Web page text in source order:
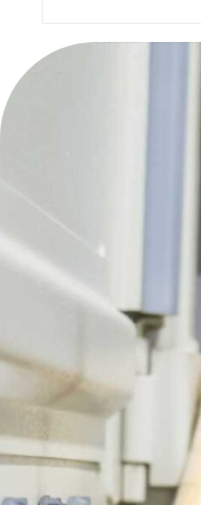
Elizan Elektrik
Anasayfa